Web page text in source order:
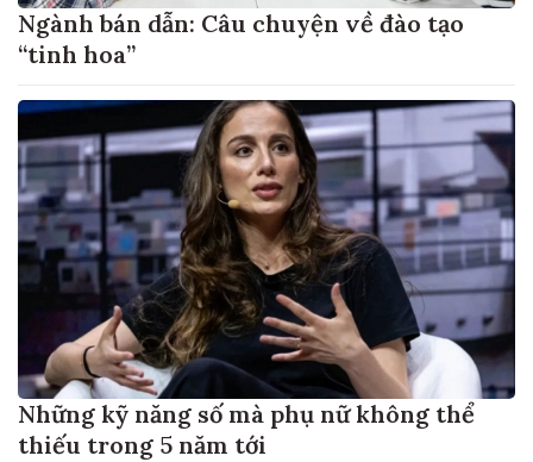
Ngành bán dẫn: Câu chuyện về đào tạo
“tinh hoa”
Những kỹ năng số mà phụ nữ không thể
thiếu trong 5 năm tới